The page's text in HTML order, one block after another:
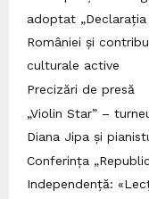
adoptat
României și
culturale active
Precizări de presă
„Violin Star” –
Diana Jipa și
Conferința
Independență: